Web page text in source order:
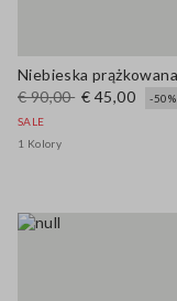
€ 90,00 € 45,00
-50%
SALE
1 Kolory